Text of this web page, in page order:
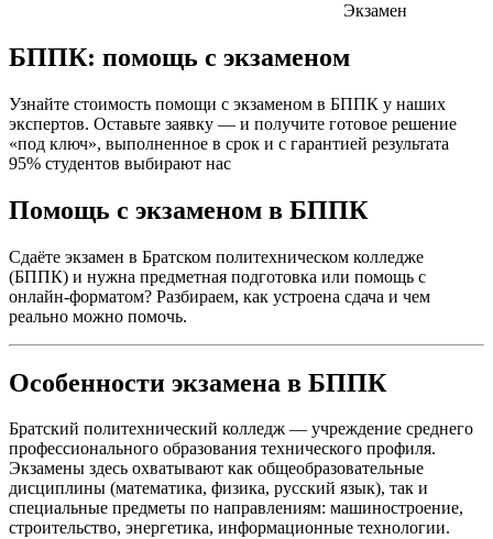
Экзамен
БППК: помощь с экзаменом
Узнайте стоимость помощи с экзаменом в БППК у наших
экспертов. Оставьте заявку — и получите готовое решение
«под ключ», выполненное в срок и с гарантией результата
95% студентов выбирают нас
Помощь с экзаменом в БППК
Сдаёте экзамен в Братском политехническом колледже
(БППК) и нужна предметная подготовка или помощь с
онлайн-форматом? Разбираем, как устроена сдача и чем
реально можно помочь.
Особенности экзамена в БППК
Братский политехнический колледж — учреждение среднего
профессионального образования технического профиля.
Экзамены здесь охватывают как общеобразовательные
дисциплины (математика, физика, русский язык), так и
специальные предметы по направлениям: машиностроение,
строительство, энергетика, информационные технологии.